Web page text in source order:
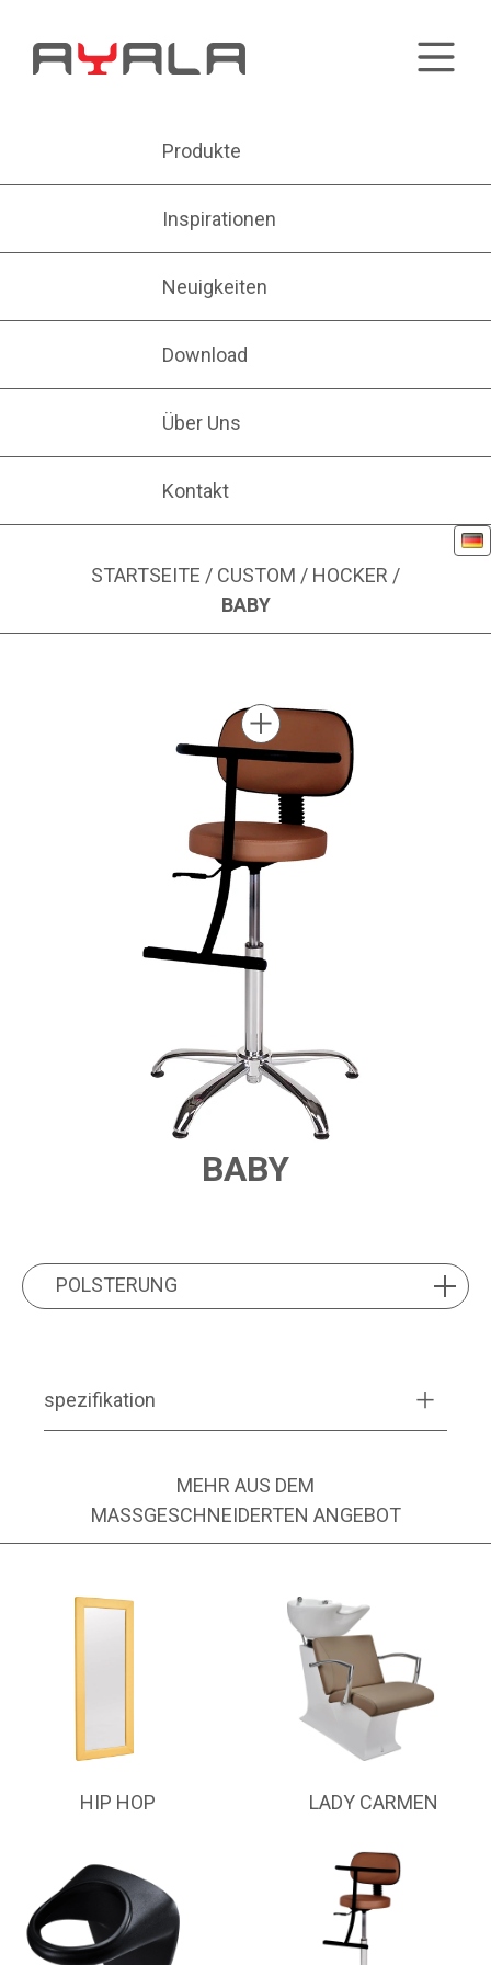
Produkte
Inspirationen
Neuigkeiten
Download
Über Uns
Kontakt
STARTSEITE / CUSTOM / HOCKER /
BABY
BABY
POLSTERUNG
POLSTERUNG
spezifikation
MEHR AUS DEM
MASSGESCHNEIDERTEN ANGEBOT
HIP HOP LADY CARMEN